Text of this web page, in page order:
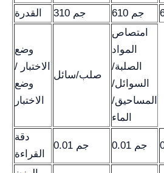
القدرة
310 جم 610 جم
وضع
الاختبار /
وضع
الاختبار
صلب/سائل
امتصاص
المواد
الصلبة/
السوائل/
المساحيق/
الماء
دقة
القراءة
0.01 جم 0.01 جم